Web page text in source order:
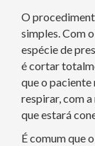
O
simples. Com
espécie de
é cortar
que o paciente
respirar, com
que estará
É comum que